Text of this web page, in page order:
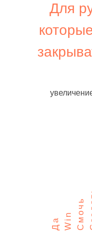
Для
Да Win Смочь